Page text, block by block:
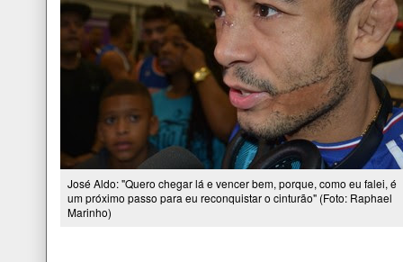
José Aldo: "Quero chegar lá e vencer bem, porque, como eu falei, é
um próximo passo para eu reconquistar o cinturão" (Foto: Raphael
Marinho)